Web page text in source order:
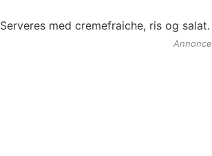
Serveres med cremefraiche, ris og salat.
Annonce